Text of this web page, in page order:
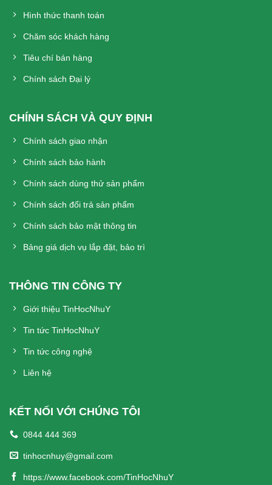
Hình thức thanh toán
Chăm sóc khách hàng
Tiêu chí bán hàng
Chính sách Đại lý
CHÍNH SÁCH VÀ QUY ĐỊNH
Chính sách giao nhận
Chính sách bảo hành
Chính sách dùng thử sản phẩm
Chính sách đổi trả sản phẩm
Chính sách bảo mật thông tin
Bảng giá dịch vụ lắp đặt, bảo trì
THÔNG TIN CÔNG TY
Giới thiệu TinHocNhuY
Tin tức TinHocNhuY
Tin tức công nghệ
Liên hệ
KẾT NỐI VỚI CHÚNG TÔI
0844 444 369
tinhocnhuy@gmail.com
https://www.facebook.com/TinHocNhuY